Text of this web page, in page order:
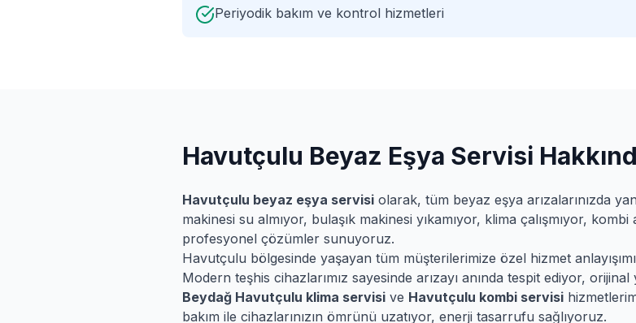
Periyodik bakım ve kontrol hizmetleri
Havutçulu Beyaz Eşya Servisi
Havutçulu beyaz eşya servisi olarak, tüm beyaz eşya arızalarınızda
makinesi su almıyor, bulaşık makinesi yıkamıyor, klima çalışmıyor,
profesyonel çözümler sunuyoruz.
Havutçulu bölgesinde yaşayan tüm müşterilerimize özel hizmet
Modern teşhis cihazlarımız sayesinde arızayı anında tespit ediyor,
Beydağ Havutçulu klima servisi ve Havutçulu kombi servisi
bakım ile cihazlarınızın ömrünü uzatıyor, enerji tasarrufu sağlıyoruz.